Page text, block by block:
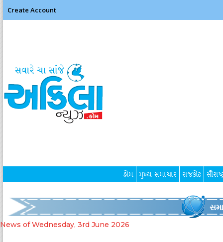
Create Account
હોમ મુખ્ય સમાચાર રાજકોટ
News of Wednesday, 3rd June 2026